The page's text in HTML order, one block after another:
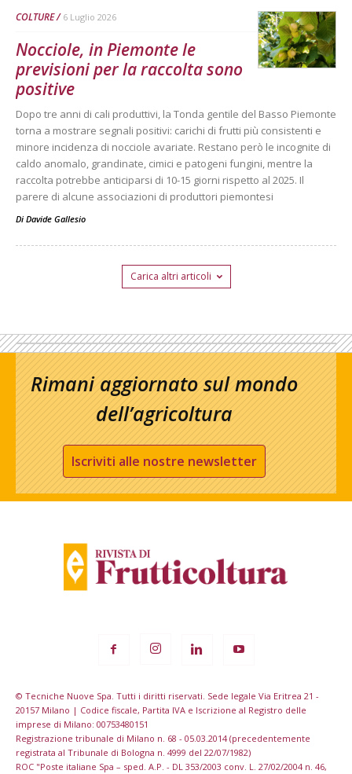
COLTURE 6 Luglio 2026
Nocciole, in Piemonte le
previsioni per la raccolta sono
positive
Dopo tre anni di cali produttivi, la Tonda gentile del Basso Piemonte
torna a mostrare segnali positivi: carichi di frutti più consistenti e
minore incidenza di nocciole avariate. Restano però le incognite di
caldo anomalo, grandinate, cimici e patogeni fungini, mentre la
raccolta potrebbe anticiparsi di 10-15 giorni rispetto al 2025. Il
parere di alcune associazioni di produttori piemontesi
Di Davide Gallesio
Carica altri articoli
Rimani aggiornato sul mondo
dell’agricoltura
Iscriviti alle nostre newsletter
© Tecniche Nuove Spa. Tutti i diritti riservati. Sede legale Via Eritrea 21 -
20157 Milano | Codice fiscale, Partita IVA e Iscrizione al Registro delle
imprese di Milano: 00753480151
Registrazione tribunale di Milano n. 68 - 05.03.2014 (precedentemente
registrata al Tribunale di Bologna n. 4999 del 22/07/1982)
ROC "Poste italiane Spa – sped. A.P. - DL 353/2003 conv. L. 27/02/2004 n. 46,